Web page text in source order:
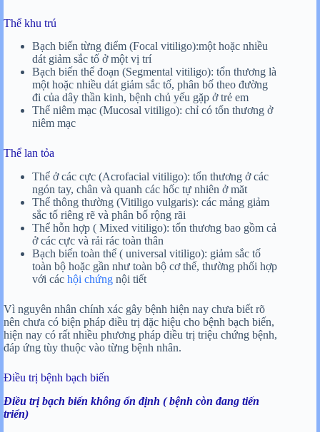
Thể khu trú
Bạch biến từng điểm (Focal vitiligo):một hoặc nhiều
dát giảm sắc tố ở một vị trí
Bạch biến thể đoạn (Segmental vitiligo): tổn thương là
một hoặc nhiều dát giảm sắc tố, phân bố theo đường
đi của dây thần kinh, bệnh chủ yếu gặp ở trẻ em
Thể niêm mạc (Mucosal vitiligo): chỉ có tổn thương ở
niêm mạc
Thể lan tỏa
Thể ở các cực (Acrofacial vitiligo): tổn thương ở các
ngón tay, chân và quanh các hốc tự nhiên ở măt
Thể thông thường (Vitiligo vulgaris): các mảng giảm
sắc tố riêng rẽ và phân bố rộng rãi
Thể hỗn hợp ( Mixed vitiligo): tổn thương bao gồm cả
ở các cực và rải rác toàn thân
Bạch biến toàn thể ( universal vitiligo): giảm sắc tố
toàn bộ hoặc gần như toàn bộ cơ thể, thường phối hợp
với các hội chứng nội tiết
Vì nguyên nhân chính xác gây bệnh hiện nay chưa biết rõ
nên chưa có biện pháp điều trị đặc hiệu cho bệnh bạch biến,
hiện nay có rất nhiều phương pháp điều trị triệu chứng bệnh,
đáp ứng tùy thuộc vào từng bệnh nhân.
Điều trị bệnh bạch biến
Điều trị bạch biến không ổn định ( bệnh còn đang tiến
triển)